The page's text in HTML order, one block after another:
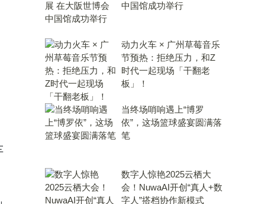
中国馆成功举行
动力火车 × 广州草莓音乐
节预热：拒绝压力，和Z
时代一起现场「干翻老
板」！
当终场哨响遇上“博罗
依”，这场篮球盛宴圆满落
笔
数字人惊艳2025云栖大
会！NuwaAI开创“真人+数
字人”搭档协作新模式